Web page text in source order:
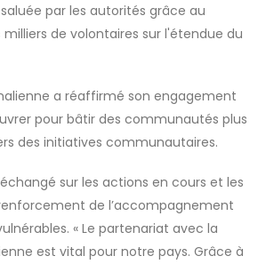
par les autorités grâce au
de volontaires sur l'étendue du
a réaffirmé son engagement
pour bâtir des communautés plus
des initiatives communautaires.
sur les actions en cours et les
de l’accompagnement
« Le partenariat avec la
est vital pour notre pays. Grâce à